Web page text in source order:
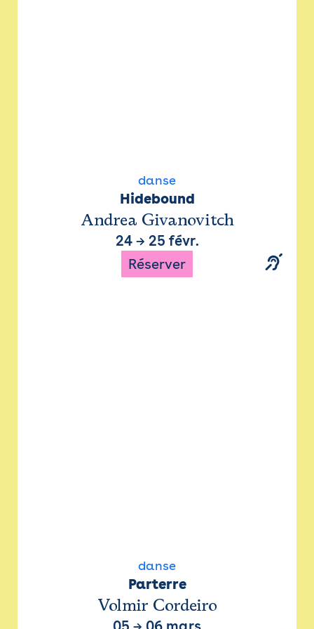
danse
Hidebound
Andrea Givanovitch
24→ 25 févr.
Réserver
danse
Parterre
Volmir Cordeiro